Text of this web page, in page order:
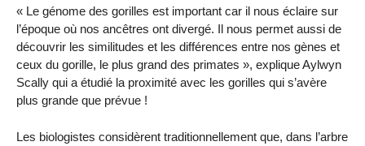
« Le génome des gorilles est important car il nous éclaire sur
l’époque où nos ancêtres ont divergé. Il nous permet aussi de
découvrir les similitudes et les différences entre nos gènes et
ceux du gorille, le plus grand des primates », explique Aylwyn
Scally qui a étudié la proximité avec les gorilles qui s’avère
plus grande que prévue !
Les biologistes considèrent traditionnellement que, dans l’arbre